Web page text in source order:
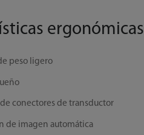
ergonómicas
peso ligero
de conectores de transductor
de imagen automática